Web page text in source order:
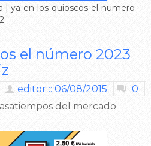
| ya-en-los-quioscos-el-numero-
el número 2023
0
editor :: 06/08/2015
del mercado